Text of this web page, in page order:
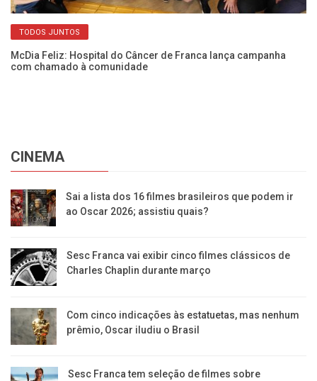
TODOS JUNTOS
McDia Feliz: Hospital do Câncer de Franca lança campanha
com chamado à comunidade
CINEMA
Sai a lista dos 16 filmes brasileiros que podem ir
ao Oscar 2026; assistiu quais?
Sesc Franca vai exibir cinco filmes clássicos de
Charles Chaplin durante março
Com cinco indicações às estatuetas, mas nenhum
prêmio, Oscar iludiu o Brasil
Sesc Franca tem seleção de filmes sobre